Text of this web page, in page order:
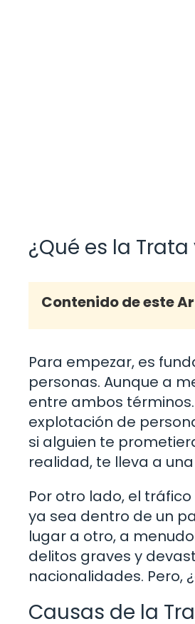
¿Qué es la
Contenido de este
Para empezar, es
personas. Aunque a
entre ambos
explotación de
si alguien te
realidad, te lleva a
Por otro lado, el
ya sea dentro de un
lugar a otro, a
delitos graves y
nacionalidades. Pero,
Causas de la